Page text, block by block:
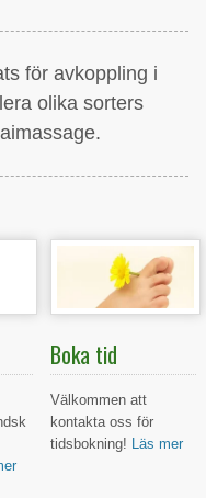
för avkoppling i
olika sorters
Boka tid
Välkommen att
kontakta oss för
tidsbokning! Läs mer